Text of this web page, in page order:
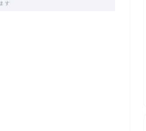
す